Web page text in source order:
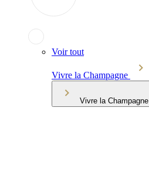
Voir tout
Vivre la Champagne
Vivre la Champagne